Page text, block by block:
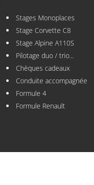
Stages Monoplaces
Stage Corvette C8
Stage Alpine A110S
Pilotage duo / trio...
Chèques cadeaux
Conduite accompagnée
Formule 4
Formule Renault